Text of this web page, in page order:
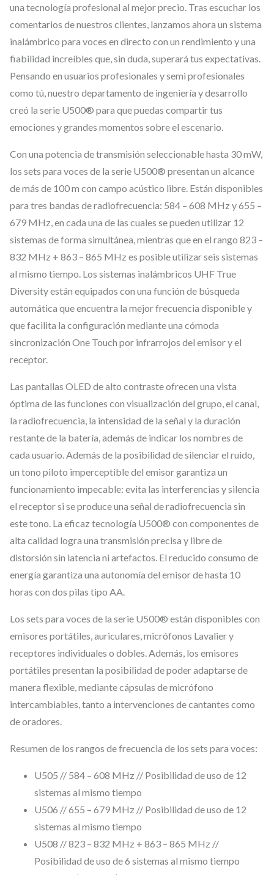
t
e
m
a
d
e
c
r
ó
f
o
n
o
i
n
a
l
á
m
b
r
i
c
o
D
v
e
r
,
M
una tecnología profesional al mejor precio. Tras escuchar los
comentarios de nuestros clientes, lanzamos ahora un sistema
inalámbrico para voces en directo con un rendimiento y una
fiabilidad increíbles que, sin duda, superará tus expectativas.
Pensando en usuarios profesionales y semi profesionales
como tú, nuestro departamento de ingeniería y desarrollo
creó la serie U500® para que puedas compartir tus
emociones y grandes momentos sobre el escenario.
Con una potencia de transmisión seleccionable hasta 30 mW,
los sets para voces de la serie U500® presentan un alcance
de más de 100 m con campo acústico libre. Están disponibles
para tres bandas de radiofrecuencia: 584 – 608 MHz y 655 –
679 MHz, en cada una de las cuales se pueden utilizar 12
sistemas de forma simultánea, mientras que en el rango 823 –
832 MHz + 863 – 865 MHz es posible utilizar seis sistemas
al mismo tiempo. Los sistemas inalámbricos UHF True
Diversity están equipados con una función de búsqueda
automática que encuentra la mejor frecuencia disponible y
que facilita la configuración mediante una cómoda
sincronización One Touch por infrarrojos del emisor y el
receptor.
Las pantallas OLED de alto contraste ofrecen una vista
óptima de las funciones con visualización del grupo, el canal,
la radiofrecuencia, la intensidad de la señal y la duración
restante de la batería, además de indicar los nombres de
cada usuario. Además de la posibilidad de silenciar el ruido,
un tono piloto imperceptible del emisor garantiza un
funcionamiento impecable: evita las interferencias y silencia
el receptor si se produce una señal de radiofrecuencia sin
este tono. La eficaz tecnología U500® con componentes de
alta calidad logra una transmisión precisa y libre de
distorsión sin latencia ni artefactos. El reducido consumo de
energía garantiza una autonomía del emisor de hasta 10
horas con dos pilas tipo AA.
Los sets para voces de la serie U500® están disponibles con
emisores portátiles, auriculares, micrófonos Lavalier y
receptores individuales o dobles. Además, los emisores
portátiles presentan la posibilidad de poder adaptarse de
manera flexible, mediante cápsulas de micrófono
intercambiables, tanto a intervenciones de cantantes como
de oradores.
Resumen de los rangos de frecuencia de los sets para voces:
U505 // 584 – 608 MHz // Posibilidad de uso de 12
sistemas al mismo tiempo
U506 // 655 – 679 MHz // Posibilidad de uso de 12
sistemas al mismo tiempo
U508 // 823 – 832 MHz + 863 – 865 MHz //
Posibilidad de uso de 6 sistemas al mismo tiempo